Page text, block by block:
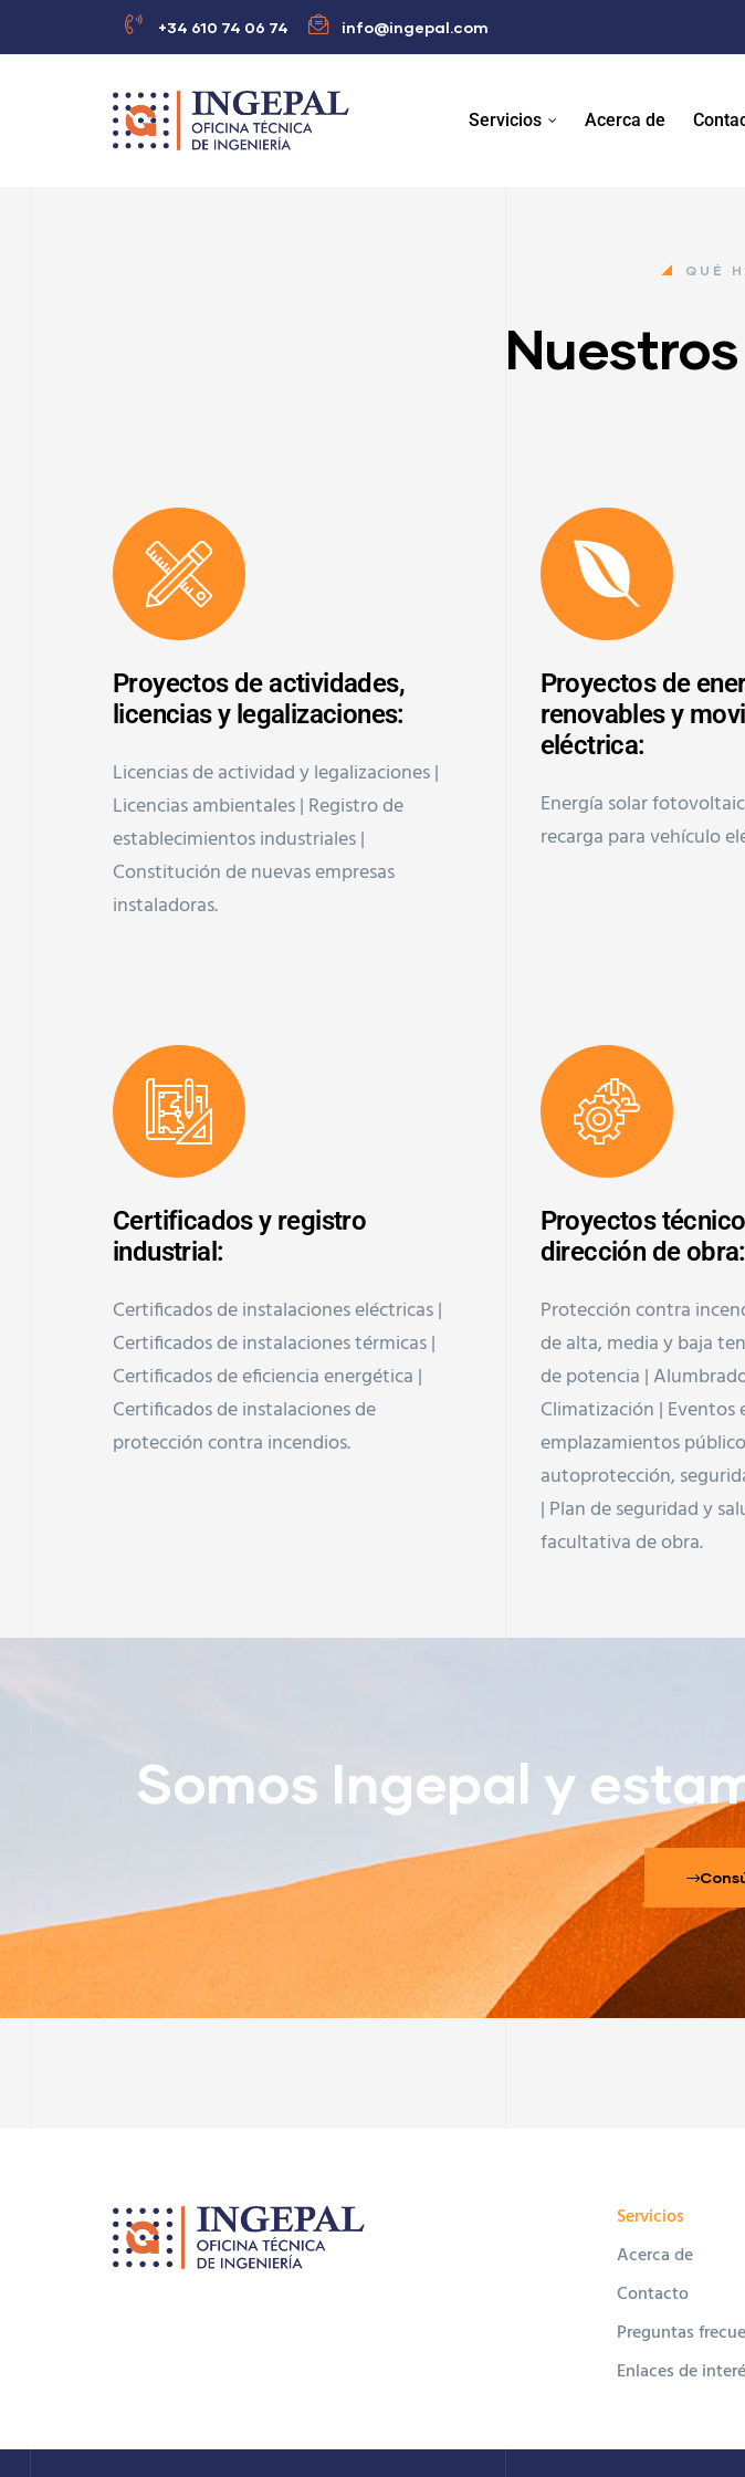
+34 610 74 06 74 info@ingepal.com
Servicios Acerca de
QUÉ
Proyectos de actividades,
licencias y legalizaciones:
Licencias de actividad y legalizaciones |
Licencias ambientales | Registro de
establecimientos industriales |
Constitución de nuevas empresas
instaladoras.
Proyectos de
renovables y
eléctrica:
Energía solar
recarga para vehículo
Certificados y registro
industrial:
Certificados de instalaciones eléctricas |
Certificados de instalaciones térmicas |
Certificados de eficiencia energética |
Certificados de instalaciones de
protección contra incendios.
Proyectos
dirección de obra:
Protección contra
de alta, media y baja
de potencia |
Climatización | Eventos
emplazamientos
autoprotección,
| Plan de seguridad y
facultativa de obra.
Somos Ingepal y
Servicios
Acerca de
Contacto
Preguntas
Enlaces de